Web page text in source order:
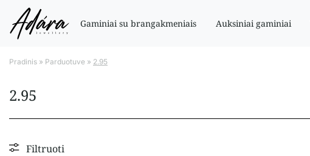
Gaminiai su brangakmeniais Auksiniai gaminiai
Pradinis » Parduotuve » 2.95
2.95
Filtruoti